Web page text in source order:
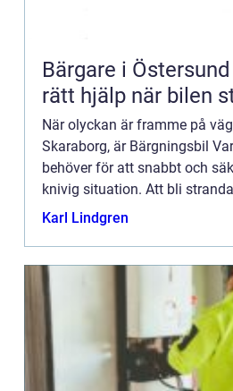
Bärgare i Östersund så väljer du
rätt hjälp när bilen
När olyckan är framme på
Skaraborg, är Bärgningsbil
behöver för att snabbt och
knivig situation. Att bli
vara b&ari...
Karl Lindgren